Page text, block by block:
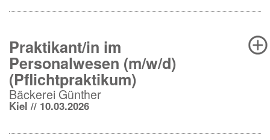
Praktikant/in im
Personalwesen (m/w/d)
(Pflichtpraktikum)
Bäckerei Günther
Kiel // 10.03.2026